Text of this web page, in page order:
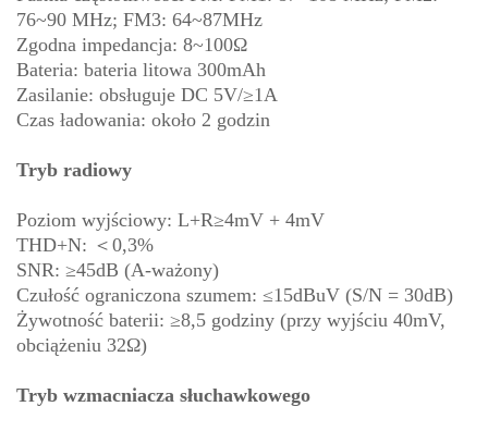
76~90 MHz; FM3: 64~87MHz
Zgodna impedancja: 8~100Ω
Bateria: bateria litowa 300mAh
Zasilanie: obsługuje DC 5V/≥1A
Czas ładowania: około 2 godzin
Tryb radiowy
Poziom wyjściowy: L+R≥4mV + 4mV
THD+N: ＜0,3%
SNR: ≥45dB (A-ważony)
Czułość ograniczona szumem: ≤15dBuV (S/N = 30dB)
Żywotność baterii: ≥8,5 godziny (przy wyjściu 40mV,
obciążeniu 32Ω)
Tryb wzmacniacza słuchawkowego